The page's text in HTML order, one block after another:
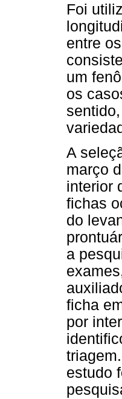
Foi
entre
um
os
A
março
interior
fichas
do
a
ficha
por
estudo